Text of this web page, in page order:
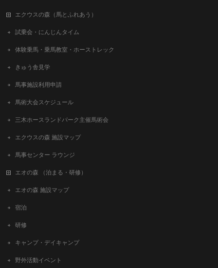
エクウスの森（馬とふれあう）
試乗会・にんじんタイム
体験乗馬・乗馬教室・ホーストレック
きゅう舎見学
馬事施設利用申請
馬術大会スケジュール
三木ホースランドパーク主催馬術会
エクウスの森 施設マップ
馬事センター ラウンジ
エオの森 （泊まる・研修）
エオの森 施設マップ
宿泊
研修
キャンプ・デイキャンプ
野外活動イベント